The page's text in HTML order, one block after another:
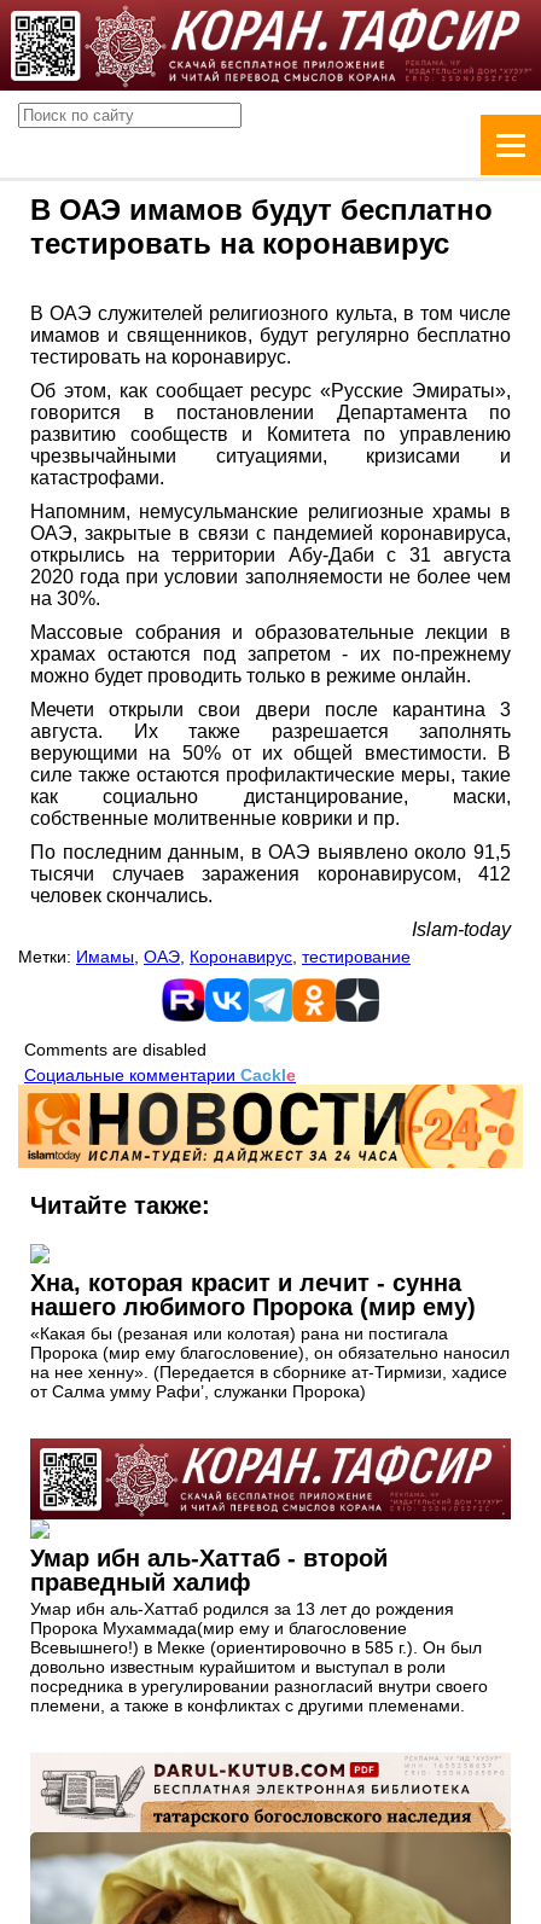
В ОАЭ имамов будут бесплатно
тестировать на коронавирус
В ОАЭ служителей религиозного культа, в том числе
имамов и священников, будут регулярно бесплатно
тестировать на коронавирус.
Об этом, как сообщает ресурс «Русские Эмираты»,
говорится в постановлении Департамента по
развитию сообществ и Комитета по управлению
чрезвычайными ситуациями, кризисами и
катастрофами.
Напомним, немусульманские религиозные храмы в
ОАЭ, закрытые в связи с пандемией коронавируса,
открылись на территории Абу-Даби с 31 августа
2020 года при условии заполняемости не более чем
на 30%.
Массовые собрания и образовательные лекции в
храмах остаются под запретом - их по-прежнему
можно будет проводить только в режиме онлайн.
Мечети открыли свои двери после карантина 3
августа. Их также разрешается заполнять
верующими на 50% от их общей вместимости. В
силе также остаются профилактические меры, такие
как социально дистанцирование, маски,
собственные молитвенные коврики и пр.
По последним данным, в ОАЭ выявлено около 91,5
тысячи случаев заражения коронавирусом, 412
человек скончались.
Islam-today
Метки: Имамы ОАЭ Коронавирус тестирование
Comments are disabled
Социальные комментарии Cackle
Читайте также:
Хна, которая красит и лечит - сунна
нашего любимого Пророка (мир ему)
«Какая бы (резаная или колотая) рана ни постигала
Пророка (мир ему благословение), он обязательно наносил
на нее хенну». (Передается в сборнике ат-Тирмизи, хадисе
от Салма умму Рафи’, служанки Пророка)
Умар ибн аль-Хаттаб - второй
праведный халиф
Умар ибн аль-Хаттаб родился за 13 лет до рождения
Пророка Мухаммада(мир ему и благословение
Всевышнего!) в Мекке (ориентировочно в 585 г.). Он был
довольно известным курайшитом и выступал в роли
посредника в урегулировании разногласий внутри своего
племени, а также в конфликтах с другими племенами.